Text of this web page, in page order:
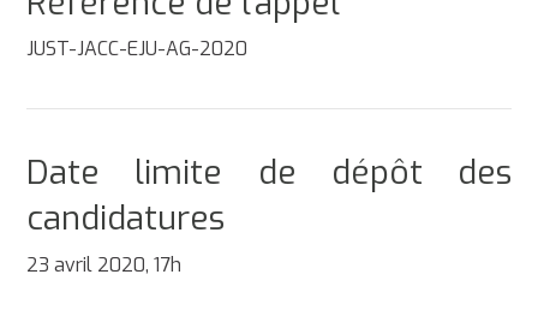
JUST-JACC-EJU-AG-2020
Date limite de dépôt des
candidatures
23 avril 2020, 17h